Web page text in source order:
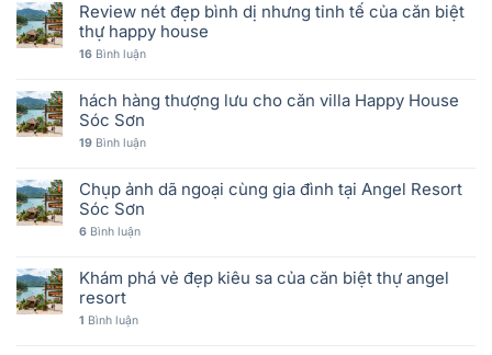
Review nét đẹp bình dị nhưng tinh tế của căn biệt
thự happy house
16 Bình luận
hách hàng thượng lưu cho căn villa Happy House
Sóc Sơn
19 Bình luận
Chụp ảnh dã ngoại cùng gia đình tại Angel Resort
Sóc Sơn
6 Bình luận
Khám phá vẻ đẹp kiêu sa của căn biệt thự angel
resort
1 Bình luận